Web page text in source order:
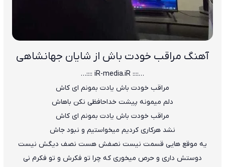
آهنگ مراقب خودت باش از شایان جهانشاهی
…:::: iR-media.iR ::::…
مراقب خودت باش یادت بمونم ای کاش
دلم میمونه پیشت خداحافظی نکن باهاش
مراقب خودت باش یادت بمونم ای کاش
نشد هرکاری کردیم میخواستیم و نبود جاش
یه موقع هایی قسمت نیست نصفش هست نصف دیگش نیست
دوستش داری و حرص میخوری که چرا تو فکرش و تو فکرم نی